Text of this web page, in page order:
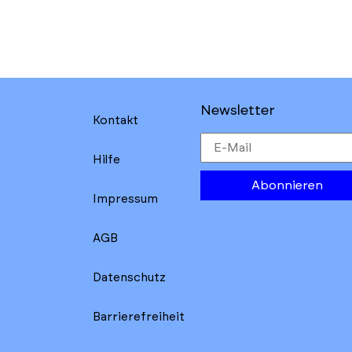
Kontakt
Hilfe
Impressum
AGB
Datenschutz
Barrierefreiheit
Newsletter
Abonnieren